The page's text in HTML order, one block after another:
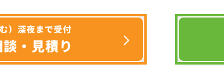
）深夜まで受付
・見積り